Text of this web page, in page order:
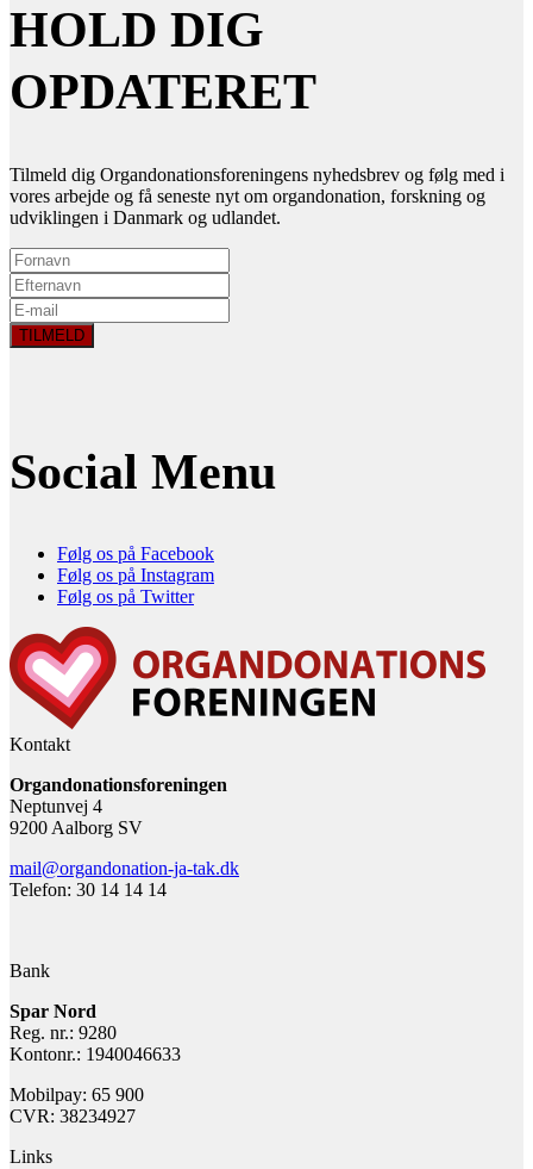
HOLD DIG
OPDATERET
Tilmeld dig Organdonationsforeningens nyhedsbrev og følg med i
vores arbejde og få seneste nyt om organdonation, forskning og
udviklingen i Danmark og udlandet.
Social Menu
Følg os på Facebook
Følg os på Instagram
Følg os på Twitter
Kontakt
Organdonationsforeningen
Neptunvej 4
9200 Aalborg SV
mail@organdonation-ja-tak.dk
Telefon: 30 14 14 14
Bank
Spar Nord
Reg. nr.: 9280
Kontonr.: 1940046633
Mobilpay: 65 900
CVR: 38234927
Links